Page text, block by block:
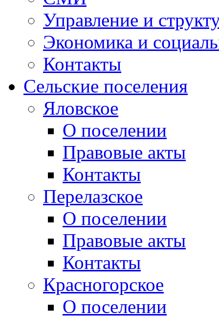
Управление и
Экономика и
Контакты
Сельские поселения
Яловское
О поселении
Правовые акты
Контакты
Перелазское
О поселении
Правовые акты
Контакты
Красногорское
О поселении